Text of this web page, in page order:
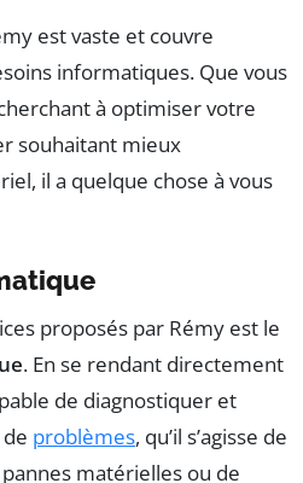
est vaste et couvre
informatiques. Que vous
à optimiser votre
souhaitant mieux
il a quelque chose à vous
proposés par Rémy est le
. En se rendant directement
de diagnostiquer et
problèmes, qu’il s’agisse de
matérielles ou de